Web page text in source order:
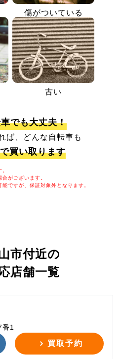
傷がついている
古い
でも大丈夫！
ば、どんな自転車も
買い取ります
がございます。
ですが、保証対象外となります。
市付近の
店舗一覧
番1
買取予約